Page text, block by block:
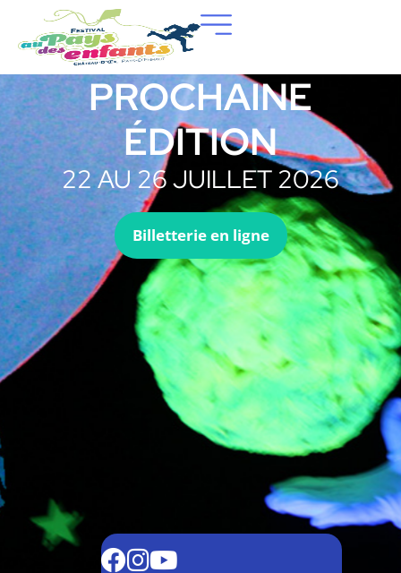
PROCHAINE
ÉDITION
22 AU 26 JUILLET 2026
Billetterie en ligne